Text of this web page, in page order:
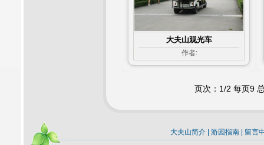
大夫山观光车
作者:
页次：1/2 每页9
大夫山简介 游园指南 留言